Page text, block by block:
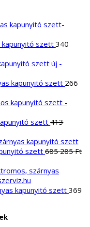
kapunyitó szett 340
kapunyitó szett 266
szett 413
szett 685 285Ft
kapunyitó szett 369